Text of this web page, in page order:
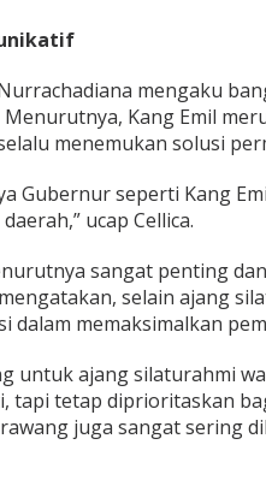
mengaku
Kang Emil
menemukan solusi
Gubernur seperti Kang
ucap Cellica.
sangat penting
mengatakan, selain ajang
dalam memaksimalkan
untuk ajang silaturahmi
tapi tetap diprioritaskan
juga sangat sering